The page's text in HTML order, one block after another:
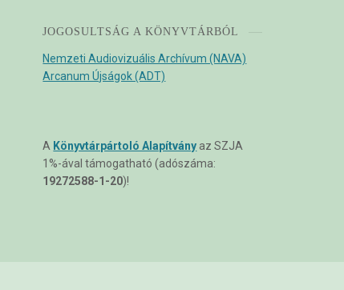
JOGOSULTSÁG A KÖNYVTÁRBÓL
Nemzeti Audiovizuális Archívum (NAVA)
Arcanum Újságok (ADT)
A Könyvtárpártoló Alapítvány az SZJA
1%-ával támogatható (adószáma:
19272588-1-20)!